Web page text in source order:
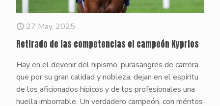
27 May, 2025
Retirado de las competencias el campeón Kyprios
Hay en el devenir del hipismo, purasangres de carrera
que por su gran calidad y nobleza, dejan en el espíritu
de los aficionados hípicos y de los profesionales una
huella imborrable. Un verdadero campeón, con méritos